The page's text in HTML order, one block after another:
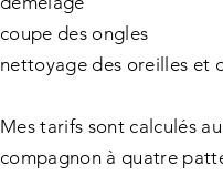
coupe des ongles
nettoyage des oreilles et
Mes tarifs sont calculés
compagnon à quatre